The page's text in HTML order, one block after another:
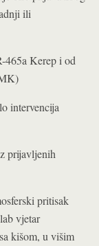
ili
465a Kerep i od
intervencija
prijavljenih
pritisak
vjetar
kišom, u višim